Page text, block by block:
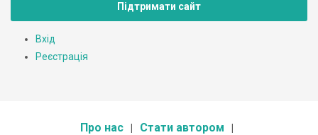
Підтримати сайт
Вхід
Реєстрація
Про нас Стати автором